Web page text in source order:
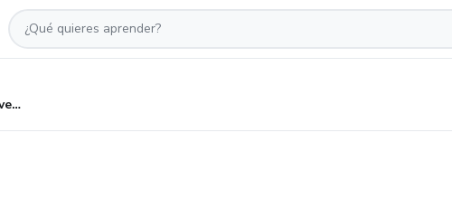
Primer paso para Invertir